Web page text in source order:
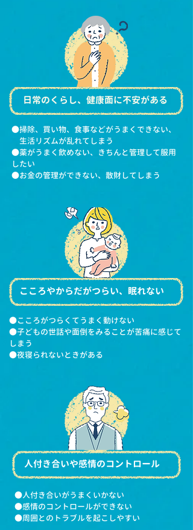
日常のくらし、健康面に不安がある
●掃除、買い物、食事などがうまくできない、
生活リズムが乱れてしまう
●薬がうまく飲めない、きちんと管理して服用
したい
●お金の管理ができない、散財してしまう
こころやからだがつらい、眠れない
●こころがつらくてうまく動けない
●子どもの世話や面倒をみることが苦痛に感じて
しまう
●夜寝られないときがある
人付き合いや感情のコントロール
●人付き合いがうまくいかない
●感情のコントロールができない
●周囲とのトラブルを起こしやすい